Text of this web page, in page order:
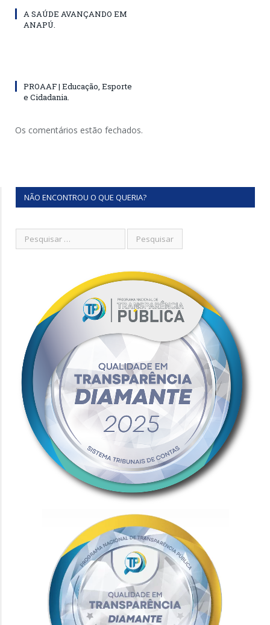
A SAÚDE AVANÇANDO EM
ANAPÚ.
PROAAF | Educação, Esporte
e Cidadania.
Os comentários estão fechados.
NÃO ENCONTROU O QUE QUERIA?